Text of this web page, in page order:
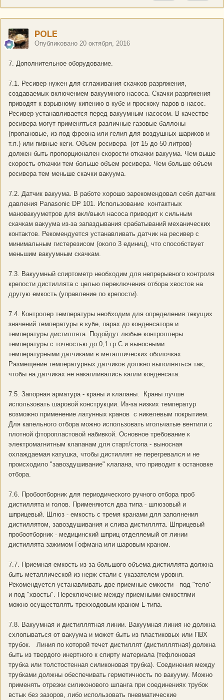
POLE
Опубликовано 20 октября, 2016
7. Дополнительное оборудование.
7.1. Ресивер нужен для сглаживания скачков разряжения,
создаваемых включением вакуумного насоса. Скачки разряжения
приводят к взрывному кипению в кубе и проскоку паров в насос.
Ресивер устанавливается перед вакуумным насосом. В качестве
ресивера могут применяться различные газовые баллоны
(пропановые, из-под фреона или гелия для воздушных шариков и
т.п.) или пивные кеги. Объем ресивера (от 15 до 50 литров)
должен быть пропорционален скорости откачки вакуума. Чем выше
скорость откачки тем больше объем ресивера. Чем больше объем
ресивера тем меньше скачки вакуума.
7.2. Датчик вакуума. В работе хорошо зарекомендовал себя датчик
давления Panasonic DP 101. Использование контактных
мановакууметров для вкл/выкл насоса приводит к сильным
скачкам вакуума из-за запаздывания срабатываний механических
контактов. Рекомендуется устанавливать датчик на ресивер с
минимальным гистерезисом (около 3 единиц), что способствует
меньшим вакуумным скачкам.
7.3. Вакуумный спиртометр необходим для непрерывного контроля
крепости дистиллята с целью переключения отбора хвостов на
другую емкость (управление по крепости).
7.4. Контролер температуры необходим для определения текущих
значений температуры в кубе, парах до конденсатора и
температуры дистиллята. Подойдут любые контроллеры
температуры с точностью до 0,1 гр С и выносными
температурными датчиками в металлических оболочках.
Размещение температурных датчиков должно выполняться так,
чтобы на датчиках не накапливались капли конденсата.
7.5. Запорная арматура - краны и клапаны. Краны лучше
использовать шаровой конструкции. Из-за низких температур
возможно применение латунных кранов с никелевым покрытием.
Для капельного отбора можно использовать игольчатые вентили с
плотной фторопластовой набивкой. Основное требование к
электромагнитным клапанам для старт/стопа - выносная
охлаждаемая катушка, чтобы дистиллят не перегревался и не
происходило "завоздушивание" клапана, что приводит к остановке
отбора.
7.6. Пробоотборник для периодического ручного отбора проб
дистиллята и голов. Применяются два типа - шлюзовый и
шприцевый. Шлюз - емкость с тремя кранами для заполнения
дистиллятом, завоздушивания и слива дистиллята. Шприцевый
пробоотборник - медицинский шприц отделяемый от линии
дистиллята зажимом Гофмана или шаровым краном.
7.7. Приемная емкость из-за большого объема дистиллята должна
быть металлической из нерж стали с указателем уровня.
Рекомендуется устанавливать две приемные емкости - под "тело"
и под "хвосты". Переключение между приемными емкостями
можно осуществлять трехходовым краном L-типа.
7.8. Вакуумная и дистиллятная линии. Вакуумная линия не должна
схлопываться от вакуума и может быть из пластиковых или ПВХ
трубок. Линия по которой течет дистиллят (дистиллятная) должна
быть из твердого инертного к спирту материала (тефлоновая
трубка или толстостенная силиконовая трубка). Соединения между
трубками должны обеспечивать герметичность по вакууму. Можно
применять отрезки силиконового шланга при соединениях трубок
встык без зазоров, либо использовать пневматические